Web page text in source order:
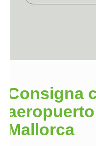
Consigna
Mallorca